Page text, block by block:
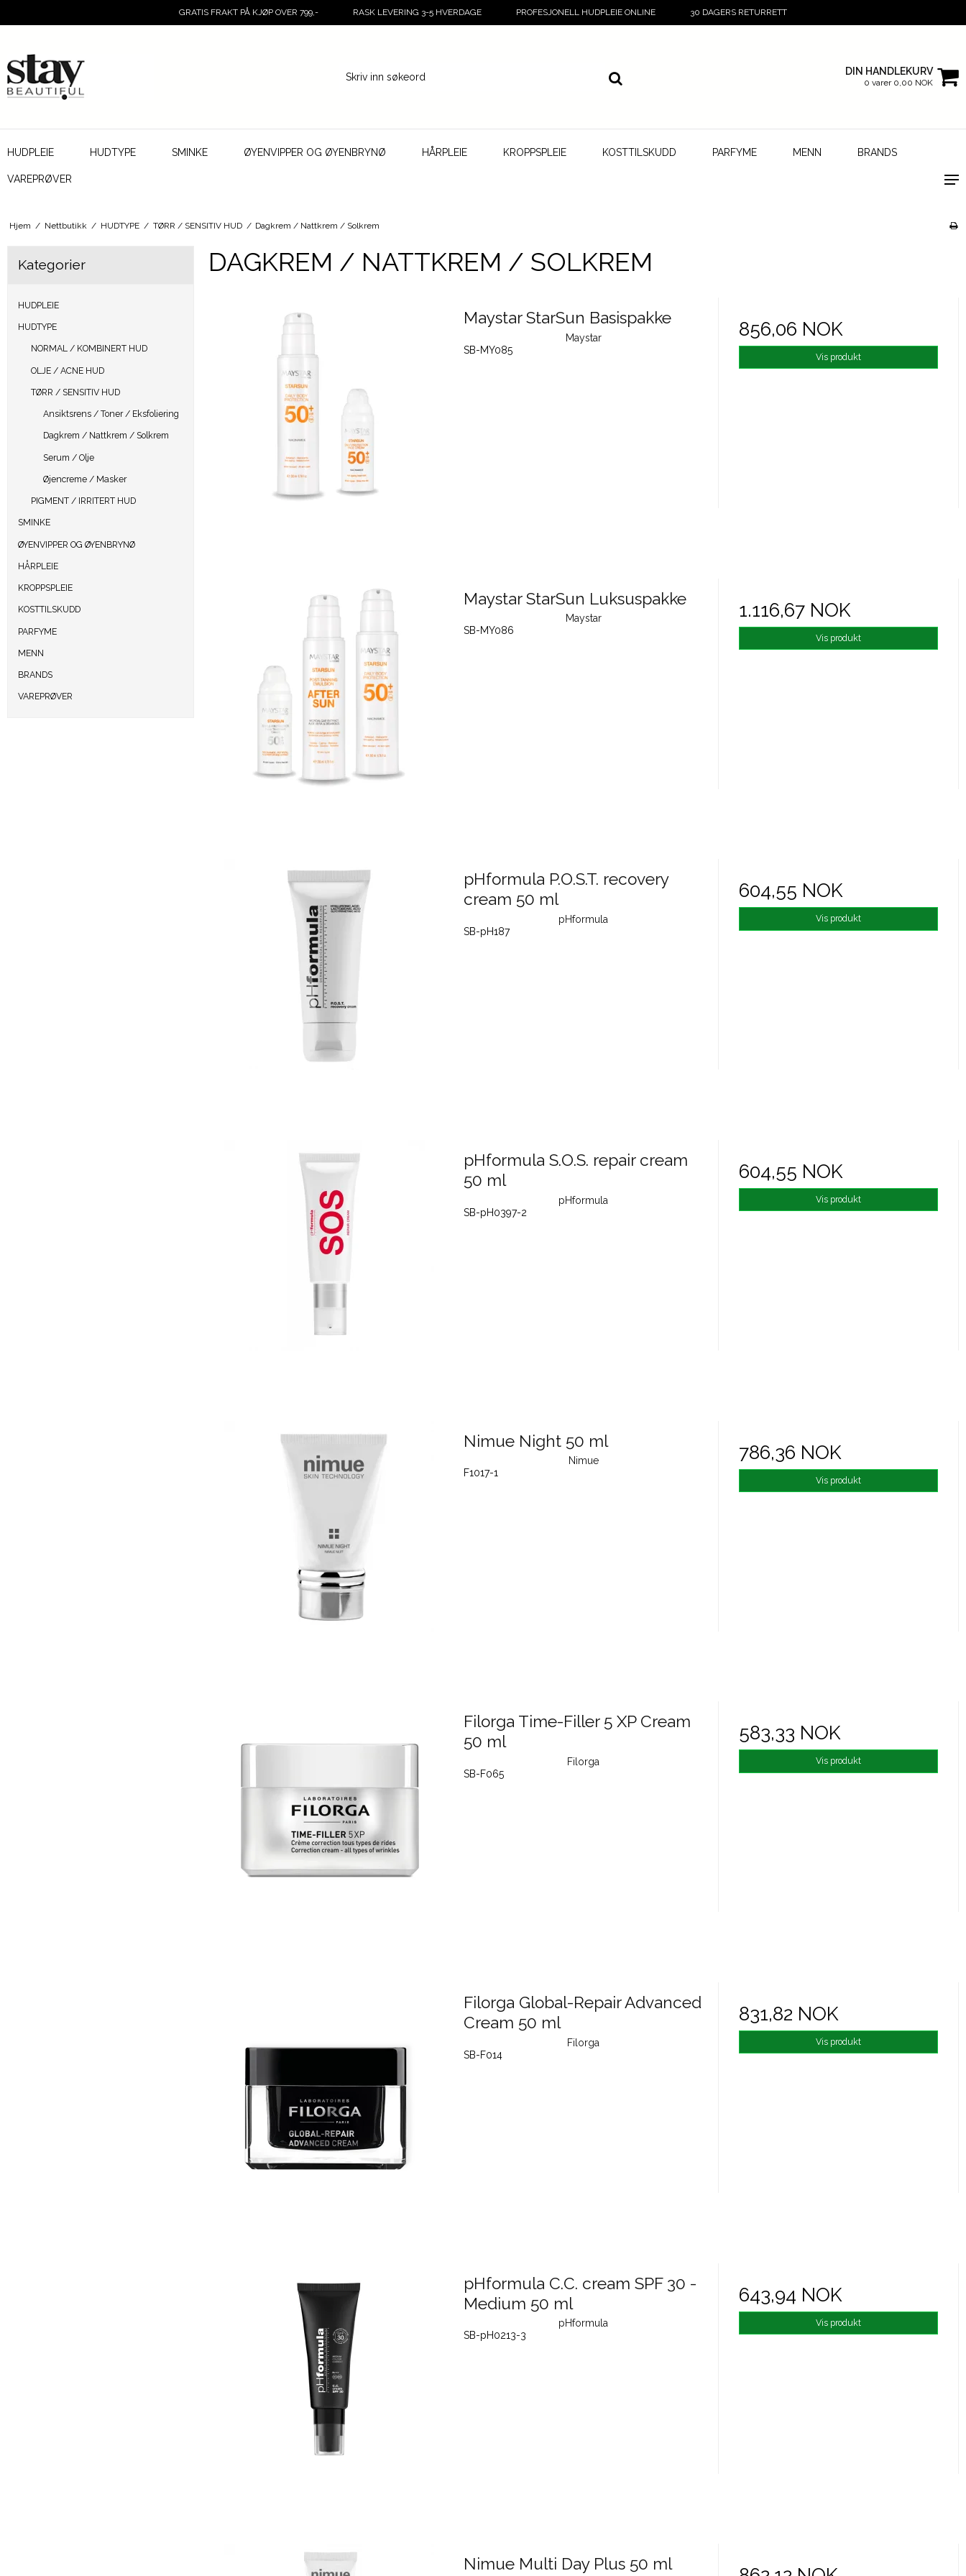
GRATIS FRAKT PÅ KJØP OVER 799,- RASK LEVERING 3-5 HVERDAGE PROFESJONELL HUDPLEIE ONLINE 30 DAGERS RETURRETT
DIN HANDLEKURV
0 varer 0,00 NOK
HUDPLEIE HUDTYPE SMINKE ØYENVIPPER OG ØYENBRYNØ HÅRPLEIE KROPPSPLEIE KOSTTILSKUDD PARFYME MENN BRANDS
VAREPRØVER
Hjem / Nettbutikk / HUDTYPE / TØRR / SENSITIV HUD / Dagkrem / Nattkrem / Solkrem
Kategorier
HUDPLEIE
HUDTYPE
NORMAL / KOMBINERT HUD
OLJE / ACNE HUD
TØRR / SENSITIV HUD
Ansiktsrens / Toner / Eksfoliering
Dagkrem / Nattkrem / Solkrem
Serum / Olje
Øjencreme / Masker
PIGMENT / IRRITERT HUD
SMINKE
ØYENVIPPER OG ØYENBRYNØ
HÅRPLEIE
KROPPSPLEIE
KOSTTILSKUDD
PARFYME
MENN
BRANDS
VAREPRØVER
DAGKREM / NATTKREM / SOLKREM
Maystar StarSun Basispakke
Maystar
SB-MY085
856,06 NOK
Vis produkt
Maystar StarSun Luksuspakke
Maystar
SB-MY086
1.116,67 NOK
Vis produkt
pHformula P.O.S.T. recovery
cream 50 ml
pHformula
SB-pH187
604,55 NOK
Vis produkt
pHformula S.O.S. repair cream
50 ml
pHformula
SB-pH0397-2
604,55 NOK
Vis produkt
Nimue Night 50 ml
Nimue
F1017-1
786,36 NOK
Vis produkt
Filorga Time-Filler 5 XP Cream
50 ml
Filorga
SB-F065
583,33 NOK
Vis produkt
Filorga Global-Repair Advanced
Cream 50 ml
Filorga
SB-F014
831,82 NOK
Vis produkt
pHformula C.C. cream SPF 30 -
Medium 50 ml
pHformula
SB-pH0213-3
643,94 NOK
Vis produkt
Nimue Multi Day Plus 50 ml